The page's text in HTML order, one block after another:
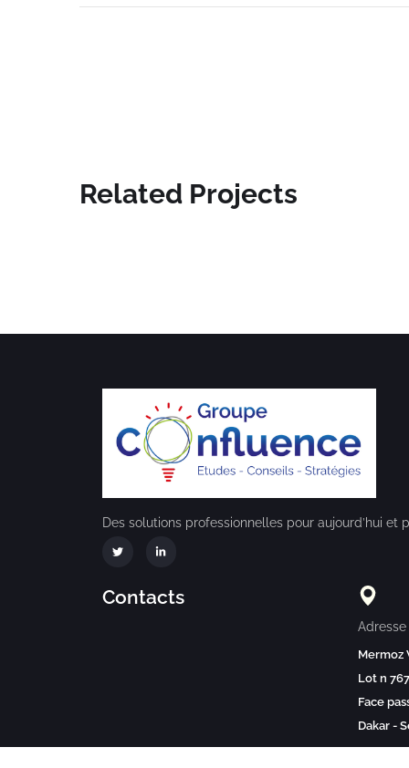
Related Projects
Des solutions professionnelles pour aujourd’hui et
Contacts
Adresse
Mermoz
Lot n
Face
Dakar -